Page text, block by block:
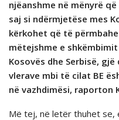
njëanshme në mënyrë
saj si ndërmjetëse mes
kёrkohet që të
mëtejshme e
Kosovës dhe Serbisë,
vlerave mbi të cilat BE
në vazhdimësi, raporton
Mё tej, nё letёr thuhet